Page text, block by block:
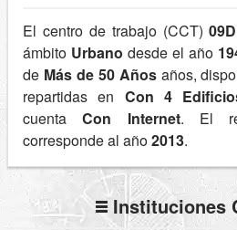
El centro de trabajo (CCT)
ámbito Urbano desde el año
de Más de 50 Añosaños,
repartidas en Con 4
cuentaCon Internet. El
corresponde al año2013.
Instituciones